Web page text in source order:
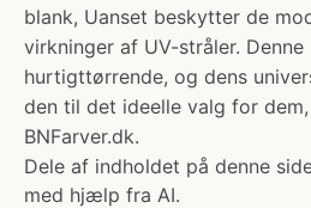
blank, Uanset beskytter de
virkninger af UV-stråler. Denne
hurtigttørrende, og dens
den til det ideelle valg for
BNFarver.dk.
Dele af indholdet på denne
med hjælp fra AI.